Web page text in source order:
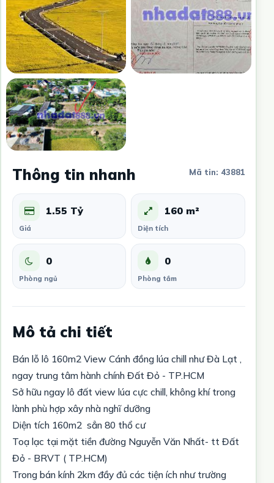
Thông tin nhanh Mã tin: 43881
1.55 Tỷ
Giá
160 m²
Diện tích
0
Phòng ngủ
0
Phòng tắm
Mô tả chi tiết
Bán lỗ lô 160m2 View Cánh đồng lúa chill như Đà Lạt ,
ngay trung tâm hành chính Đất Đỏ - TP.HCM
Sở hữu ngay lô đất view lúa cực chill, không khí trong
lành phù hợp xây nhà nghĩ dưỡng
Diện tích 160m2 sẳn 80 thổ cư
Toạ lạc tại mặt tiền đường Nguyễn Văn Nhất- tt Đất
Đỏ - BRVT ( TP.HCM)
Trong bán kính 2km đầy đủ các tiện ích như trường